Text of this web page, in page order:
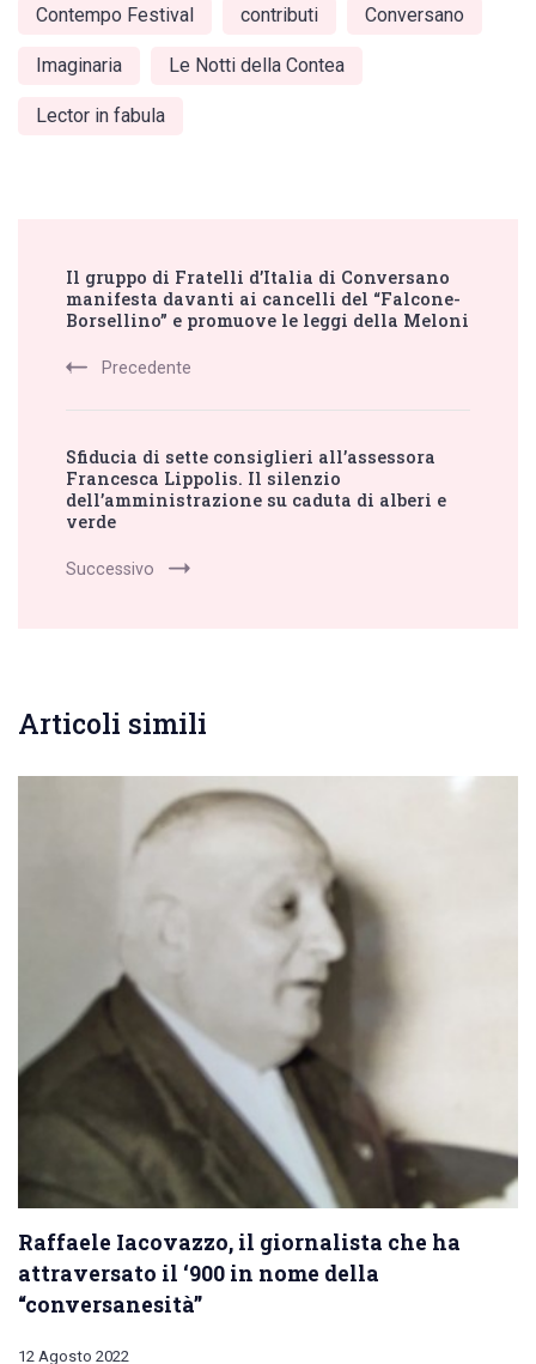
Contempo Festival contributi Conversano
Imaginaria Le Notti della Contea
Lector in fabula
Navigation
Il gruppo di Fratelli d’Italia di Conversano
manifesta davanti ai cancelli del “Falcone-
Borsellino” e promuove le leggi della Meloni
Precedente
Sfiducia di sette consiglieri all’assessora
Francesca Lippolis. Il silenzio
dell’amministrazione su caduta di alberi e
verde
Successivo
Articoli simili
Raffaele Iacovazzo, il giornalista che ha
attraversato il ‘900 in nome della
“conversanesità”
12 Agosto 2022